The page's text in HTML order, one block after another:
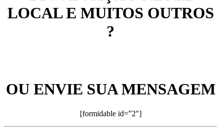
LOCAL E MUITOS OUTROS
?
OU ENVIE SUA MENSAGEM
[formidable id=”2″]